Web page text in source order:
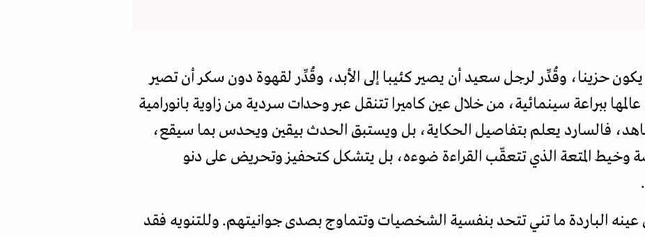
حزينا، وقُدِّر لرجل سعيد أن يصير كئيبا إلى الأبد، وقُدِّر لقهوة دون سكر أن تصير
ببراعة سينمائية، من خلال عين كاميرا تتنقل عبر وحدات سردية من زاوية بانورامية
فالسارد يعلم بتفاصيل الحكاية، بل ويستبق الحدث بيقين ويحدس بما سيقع،
وخيط المتعة الذي تتعقّب القراءة ضوءه، بل يتشكل كتحفيز وتحريض على دنو
عينه الباردة ما تني تتحد بنفسية الشخصيات وتتماوج بصدى جوانيتهم. وللتنويه فقد